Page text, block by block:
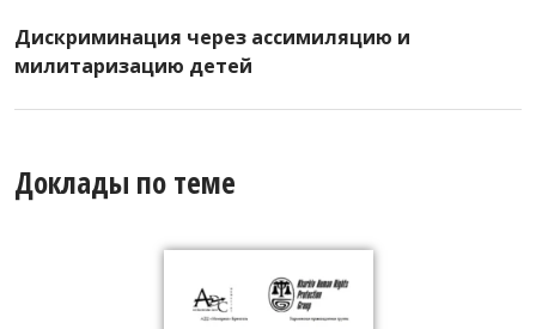
Дискриминация через ассимиляцию и
милитаризацию детей
Доклады по теме